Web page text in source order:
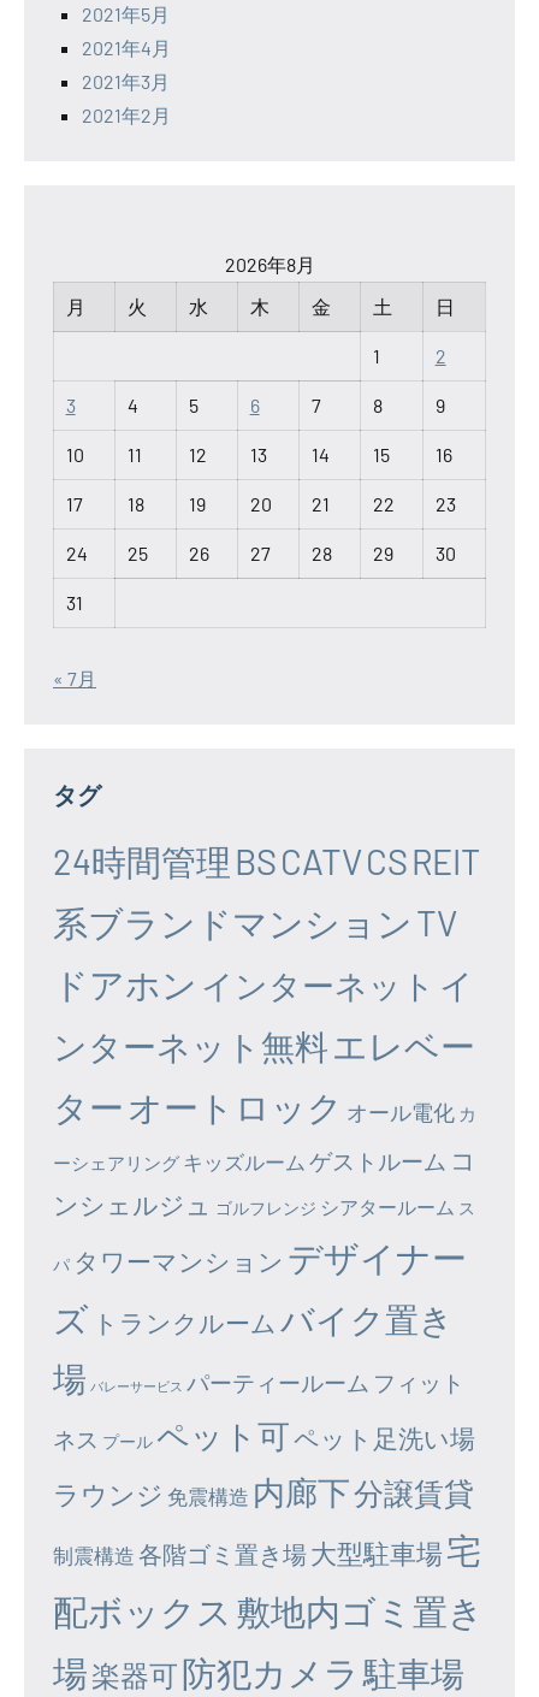
2021年5月
2021年4月
2021年3月
2021年2月
2026年8月
月
火 水 木 金 土 日
1 2
3 4 5 6 7 8 9
10 11 12 13 14 15 16
17 18 19 20 21 22 23
24 25 26 27 28 29 30
31
« 7月
タグ
24時間管理 BSCATVCSREIT
系ブランドマンション TV
ドアホン インターネット イ
ンターネット無料エレベー
ター オートロック オール電化 カ
ーシェアリング キッズルーム ゲストルーム コ
ンシェルジュ
ゴルフレンジ シアタールーム ス
パ タワーマンション デザイナー
ズ トランクルーム バイク置き
場 バレーサービス パーティールーム フィット
ネス プール ペット可ペット足洗い場
ラウンジ 免震構造 内廊下分譲賃貸
制震構造 各階ゴミ置き場大型駐車場宅
配ボックス 敷地内ゴミ置き
場楽器可防犯カメラ 駐車場